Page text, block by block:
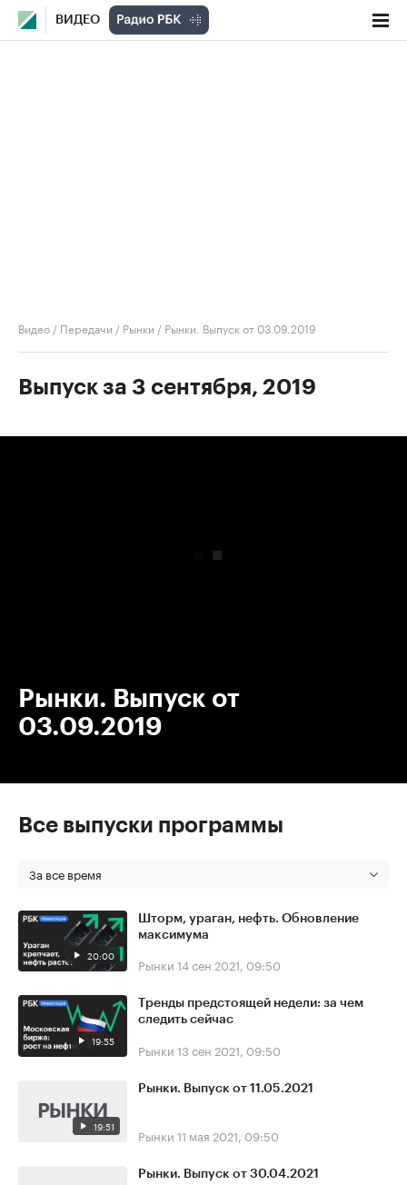
ВИДЕО
Видео / Передачи / Рынки / Рынки. Выпуск от 03.09.2019
Выпуск за 3 сентября, 2019
Рынки. Выпуск от
03.09.2019
Все выпуски программы
За все время
20:00
Шторм, ураган, нефть. Обновление
максимума
Рынки 14 сен 2021, 09:50
19:55
Тренды предстоящей недели: за чем
следить сейчас
Рынки 13 сен 2021, 09:50
19:51
Рынки. Выпуск от 11.05.2021
Рынки 11 мая 2021, 09:50
Рынки. Выпуск от 30.04.2021